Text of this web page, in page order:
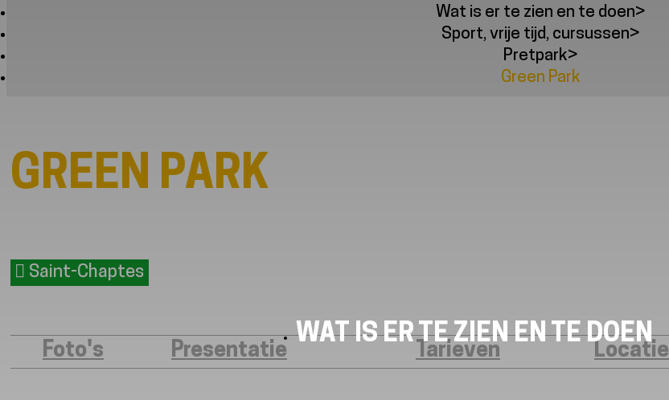
WAT IS ER TE ZIEN EN TE DOEN
Wat is er te zien en te doen>
Sport, vrije tijd, cursussen>
Pretpark>
Green Park
GREEN PARK
Saint-Chaptes
Foto's Presentatie Tarieven Locatie